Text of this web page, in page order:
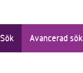
Sök Avancerad sök